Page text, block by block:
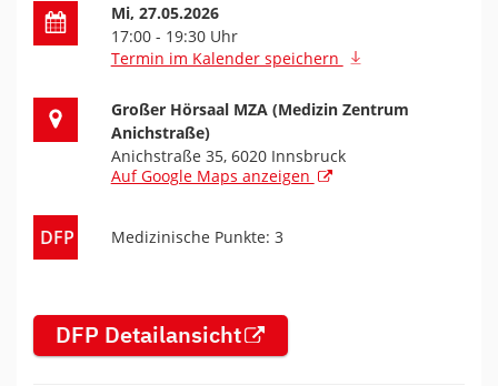
Datum der Fortbildung
Mi, 27.05.2026
17:00 - 19:30 Uhr
Termin im Kalender speichern
Ort der Fortbildung
Großer Hörsaal MZA (Medizin Zentrum
Anichstraße)
Anichstraße 35, 6020 Innsbruck
Auf Google Maps anzeigen
DFP Medizinische Punkte: 3
DFP Detailansicht